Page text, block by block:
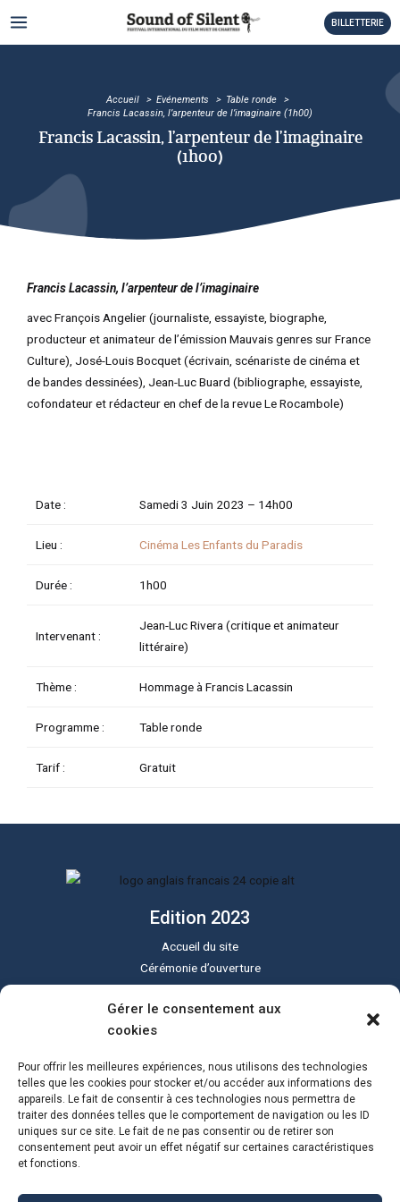
Gérer le consentement aux
cookies
Pour offrir les meilleures expériences, nous utilisons des technologies
telles que les cookies pour stocker et/ou accéder aux informations des
appareils. Le fait de consentir à ces technologies nous permettra de
traiter des données telles que le comportement de navigation ou les ID
uniques sur ce site. Le fait de ne pas consentir ou de retirer son
consentement peut avoir un effet négatif sur certaines caractéristiques
et fonctions.
au
MAIN
MENU
BILLETTERIE
Accueil Evénements
Table ronde
Francis Lacassin, l’arpenteur de l’imaginaire (1h00)
Francis Lacassin, l’arpenteur de l’imaginaire
(1h00)
Francis Lacassin, l’arpenteur de l’imaginaire
avec François Angelier (journaliste, essayiste, biographe,
producteur et animateur de l’émission Mauvais genres sur France
Culture), José-Louis Bocquet (écrivain, scénariste de cinéma et
de bandes dessinées), Jean-Luc Buard (bibliographe, essayiste,
cofondateur et rédacteur en chef de la revue Le Rocambole)
Date : Samedi 3 Juin 2023 – 14h00
Lieu : Cinéma Les Enfants du Paradis
Durée : 1h00
Intervenant :
Jean-Luc Rivera (critique et animateur
littéraire)
Thème : Hommage à Francis Lacassin
Programme : Table ronde
Tarif : Gratuit
Edition 2023
Accueil du site
Cérémonie d’ouverture
Cérémonie de clôture
Programme du festival
Le festival Sound of Silent
Actualités
Programme PDF